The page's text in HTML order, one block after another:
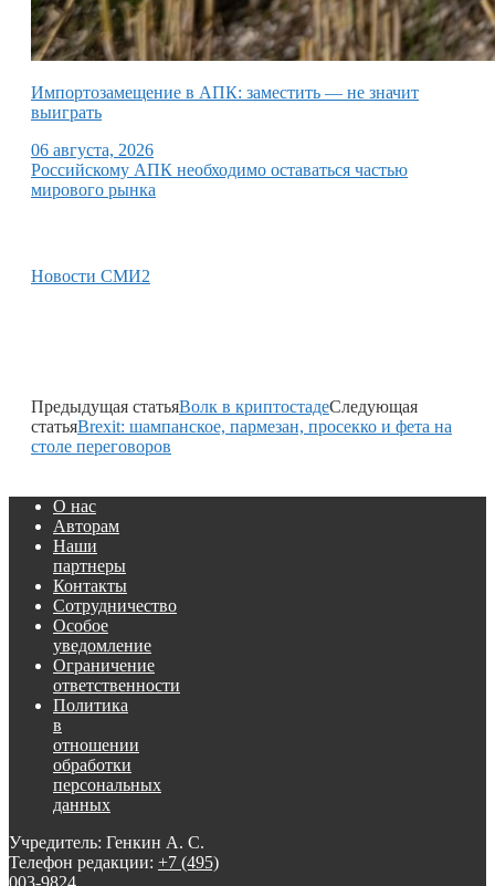
Импортозамещение в АПК: заместить — не значит
выиграть
06 августа, 2026
Российскому АПК необходимо оставаться частью
мирового рынка
Новости СМИ2
Предыдущая статьяВолк в криптостадеСледующая
статьяBrexit: шампанское, пармезан, просекко и фета на
столе переговоров
О нас
Авторам
Наши
партнеры
Контакты
Сотрудничество
Особое
уведомление
Ограничение
ответственности
Политика
в
отношении
обработки
персональных
данных
Учредитель: Генкин А. С.
Телефон редакции: +7 (495)
003-9824